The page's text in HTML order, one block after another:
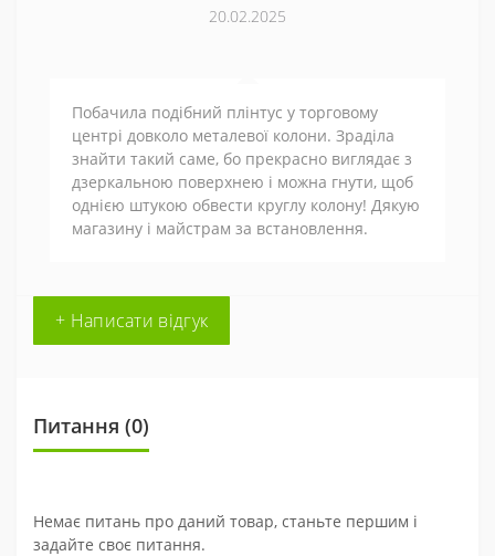
20.02.2025
Побачила подібний плінтус у торговому
центрі довколо металевої колони. Зраділа
знайти такий саме, бо прекрасно виглядає з
дзеркальною поверхнею і можна гнути, щоб
однією штукою обвести круглу колону! Дякую
магазину і майстрам за встановлення.
+ Написати відгук
Питання (0)
Немає питань про даний товар, станьте першим і
задайте своє питання.